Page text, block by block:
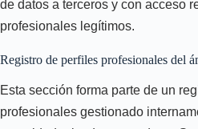
de datos a terceros y con acceso
profesionales legítimos.
Registro de perfiles profesionales del
Esta sección forma parte de un
profesionales gestionado